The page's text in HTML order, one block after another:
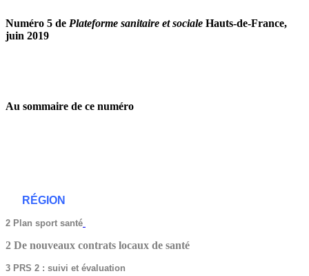
Numéro 5 de Plateforme sanitaire et sociale Hauts-de-France,
juin 2019
Au sommaire de ce numéro
RÉGION
2 Plan sport santé
2 De nouveaux contrats locaux de santé
3 PRS 2 : suivi et évaluation